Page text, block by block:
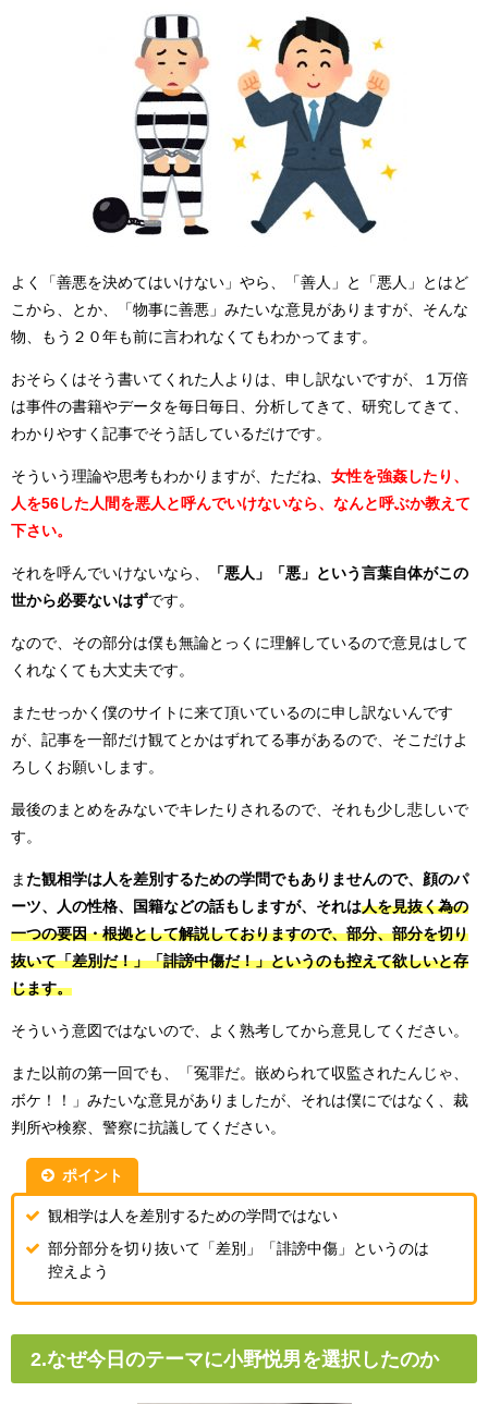
よく「善悪を決めてはいけない」やら、「善人」と「悪人」とはど
こから、とか、「物事に善悪」みたいな意見がありますが、そんな
物、もう２０年も前に言われなくてもわかってます。
おそらくはそう書いてくれた人よりは、申し訳ないですが、１万倍
は事件の書籍やデータを毎日毎日、分析してきて、研究してきて、
わかりやすく記事でそう話しているだけです。
そういう理論や思考もわかりますが、ただね、 女性を強姦したり、
人を56した人間を悪人と呼んでいけないなら、なんと呼ぶか教えて
下さい。
それを呼んでいけないなら、
「悪人」「悪」という言葉自体がこの
世から必要ないはずです。
なので、その部分は僕も無論とっくに理解しているので意見はして
くれなくても大丈夫です。
またせっかく僕のサイトに来て頂いているのに申し訳ないんです
が、記事を一部だけ観てとかはずれてる事があるので、そこだけよ
ろしくお願いします。
最後のまとめをみないでキレたりされるので、それも少し悲しいで
す。
ま た観相学は人を差別するための学問でもありませんので、顔のパ
ーツ、人の性格、国籍などの話もしますが、それは人を見抜く為の
一つの要因・根拠として解説しておりますので、部分、部分を切り
抜いて「差別だ！」「誹謗中傷だ！」というのも控えて欲しいと存
じます。
そういう意図ではないので、よく熟考してから意見してください。
また以前の第一回でも、「冤罪だ。嵌められて収監されたんじゃ、
ボケ！！」みたいな意見がありましたが、それは僕にではなく、裁
判所や検察、警察に抗議してください。
ポイント
観相学は人を差別するための学問ではない
部分部分を切り抜いて「差別」「誹謗中傷」というのは
控えよう
2.なぜ今日のテーマに小野悦男を選択したのか